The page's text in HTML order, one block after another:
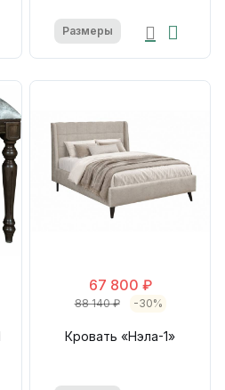
Размеры
67 800 ₽
88 140 ₽ -30%
Кровать «Нэла-1»